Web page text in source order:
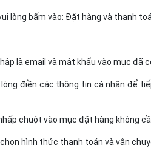
lòng bấm vào: Đặt hàng và thanh
là email và mật khẩu vào mục đã
điền các thông tin cá nhân để
chuột vào mục đặt hàng không
hình thức thanh toán và vận